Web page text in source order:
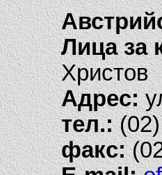
Лица за
Христов
Адрес:
тел.:(02)
факс: